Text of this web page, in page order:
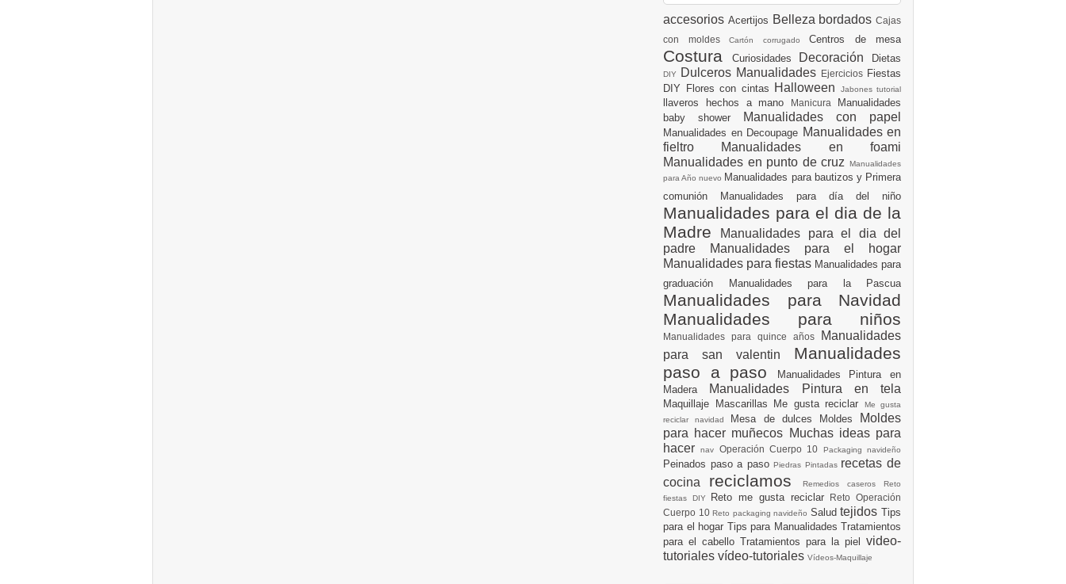
accesorios Acertijos Belleza bordados Cajas
con moldes Cartón corrugado Centros de mesa
Costura Curiosidades Decoración Dietas
DIY Dulceros Manualidades Ejercicios Fiestas
DIY Flores con cintas Halloween Jabones tutorial
llaveros hechos a mano Manicura Manualidades
baby shower
Manualidades con papel
Manualidades en Decoupage Manualidades en
fieltro Manualidades en foami
Manualidades en punto de cruz
Manualidades
para Año nuevo Manualidades para bautizos y Primera
comunión Manualidades para día del niño
Manualidades para el dia de la
Madre
Manualidades para el dia del
padre
Manualidades para el hogar
Manualidades para fiestas Manualidades para
graduación Manualidades para la Pascua
Manualidades para Navidad
Manualidades para niños
Manualidades para quince años
Manualidades
para san valentin Manualidades
paso a paso
Manualidades Pintura en
Madera
Manualidades Pintura en tela
Maquillaje Mascarillas Me gusta reciclar
Me gusta
reciclar navidad Mesa de dulces Moldes
Moldes
para hacer muñecos Muchas ideas para
hacernav Operación Cuerpo 10 Packaging navideño
Peinados paso a pasoPiedras Pintadas recetas de
cocina reciclamos Remedios caseros Reto
fiestas DIY Reto me gusta reciclar
Reto Operación
Cuerpo 10Reto packaging navideño SaludtejidosTips
para el hogar Tips para Manualidades Tratamientos
para el cabello Tratamientos para la piel video-
tutoriales vídeo-tutoriales Vídeos-Maquillaje